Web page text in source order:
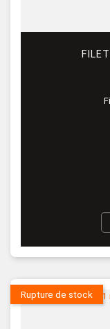
Rupture de stock